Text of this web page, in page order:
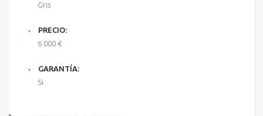
Gris
PRECIO:
6.000 €
GARANTÍA:
Si